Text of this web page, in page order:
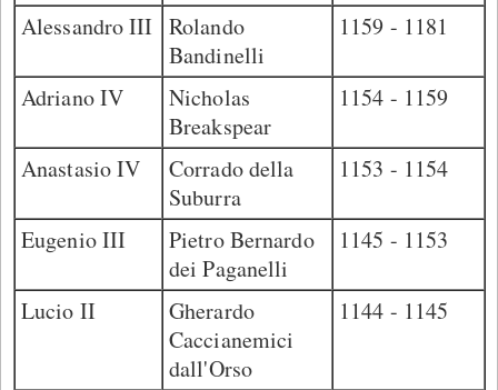
Alessandro III Rolando
Bandinelli
1159 - 1181
Adriano IV
Nicholas
Breakspear
1154 - 1159
Anastasio IV
Corrado della
Suburra
1153 - 1154
Eugenio III
Pietro Bernardo
dei Paganelli
1145 - 1153
Lucio II
Gherardo
Caccianemici
dall'Orso
1144 - 1145